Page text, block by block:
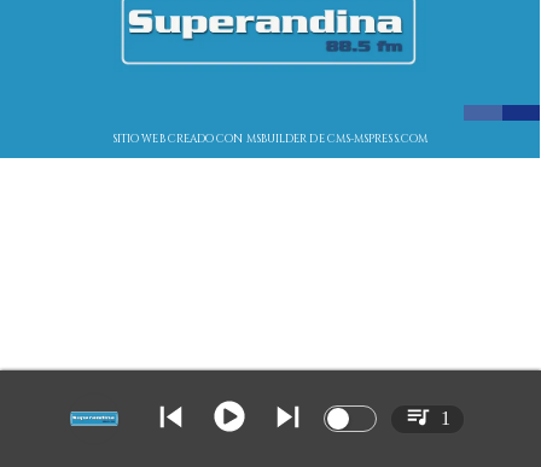
SITIO WEB CREADO CON MSBUILDER DE CMS-MSPRESS.COM
1